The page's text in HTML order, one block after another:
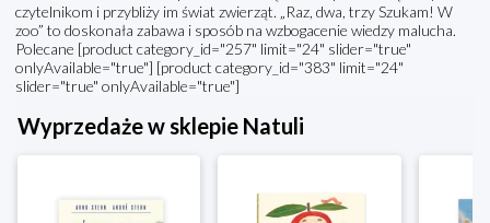
czytelnikom i przybliży im świat zwierząt. „Raz, dwa, trzy Szukam! W
zoo” to doskonała zabawa i sposób na wzbogacenie wiedzy malucha.
Polecane [product category_id="257" limit="24" slider="true"
onlyAvailable="true"] [product category_id="383" limit="24"
slider="true" onlyAvailable="true"]
Wyprzedaże w sklepie Natuli